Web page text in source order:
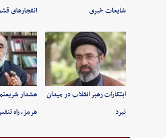
شایعات خبری
انفجارهای
ابتکارات رهبر انقلاب در میدان
نبرد
هشدار
هرمز، راه